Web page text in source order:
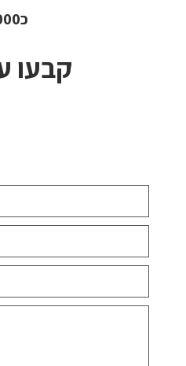
כ1000 שקלים עד 25 איש
קבעו